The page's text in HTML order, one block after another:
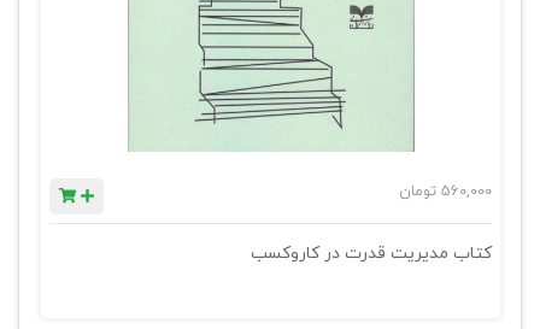
560,000 تومان
کتاب مدیریت قدرت در کاروکسب